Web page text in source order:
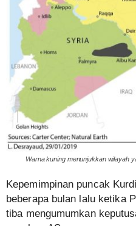
Warna kuning menunjukkan wilayah
Kepemimpinan puncak
beberapa bulan lalu ketika
tiba mengumumkan